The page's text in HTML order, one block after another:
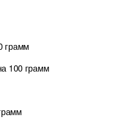
грамм
100 грамм